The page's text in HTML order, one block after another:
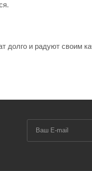
долго и радуют своим